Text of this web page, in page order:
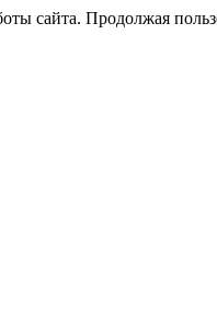
сайта. Продолжая